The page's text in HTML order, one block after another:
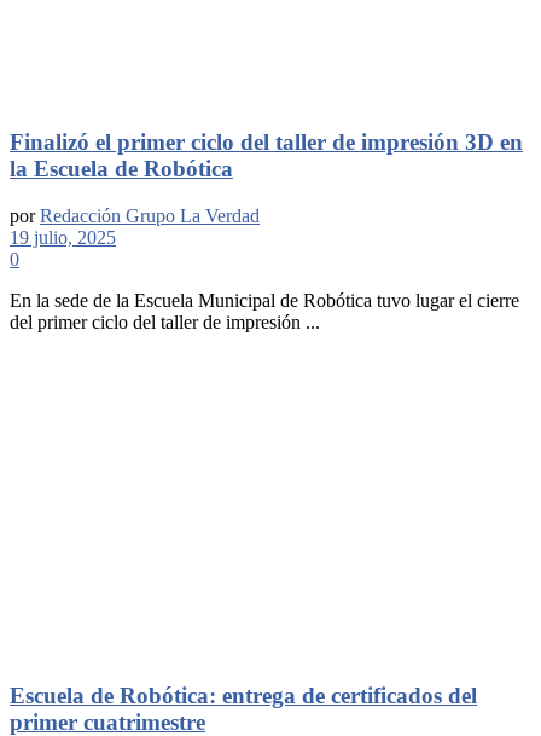
Finalizó el primer ciclo del taller de impresión 3D en
la Escuela de Robótica
por Redacción Grupo La Verdad
19 julio, 2025
0
En la sede de la Escuela Municipal de Robótica tuvo lugar el cierre
del primer ciclo del taller de impresión ...
Escuela de Robótica: entrega de certificados del
primer cuatrimestre